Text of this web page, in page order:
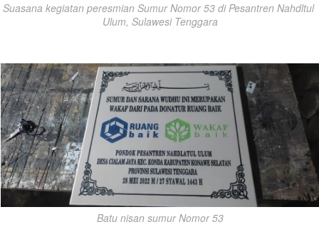
Suasana kegiatan peresmian Sumur Nomor 53 di Pesantren Nahdltul
Ulum, Sulawesi Tenggara
Batu nisan sumur Nomor 53